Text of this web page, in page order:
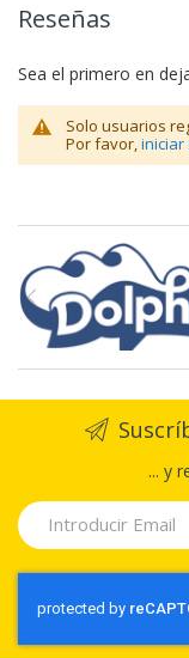
Reseñas
Sea el primero en
Solo usuarios
Por favor, iniciar
... y